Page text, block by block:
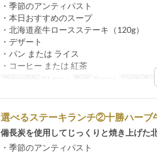
・季節のアンティパスト
・本日おすすめのスープ
・北海道産牛ロースステーキ（120g）
・デザート
・パン または ライス
・コーヒー または 紅茶
Date valide 01 mar ~ Pasti Pranzo Limite di
選べるステーキランチ②十勝ハーブ
備長炭を使用してじっくりと焼き上げた
・季節のアンティパスト